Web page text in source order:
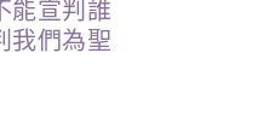
能宣判誰
我們為聖